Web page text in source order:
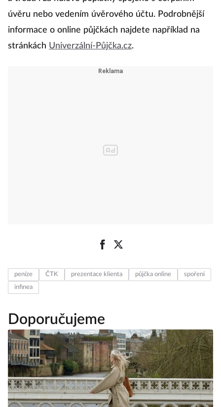
úvěru nebo vedením úvěrového účtu. Podrobnější
informace o online půjčkách najdete například na
stránkách Univerzální-Půjčka.cz.
peníze ČTK prezentace klienta půjčka online
spoření
infinea
Doporučujeme